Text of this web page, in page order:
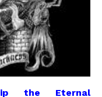
the Eternal